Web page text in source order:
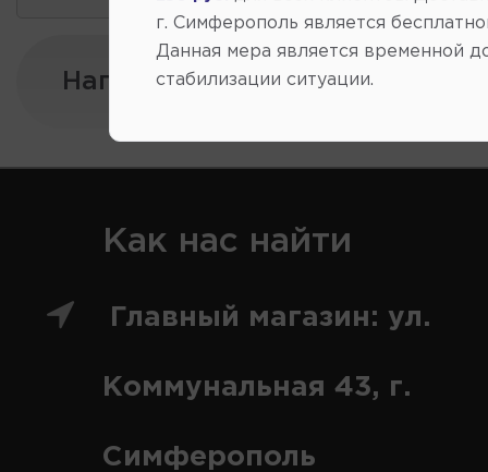
Напишите нам:
Как нас найти
Главный магазин: ул.
Коммунальная 43, г.
Симферополь
г. Симферополь является
Данная мера является временной
стабилизации ситуации.